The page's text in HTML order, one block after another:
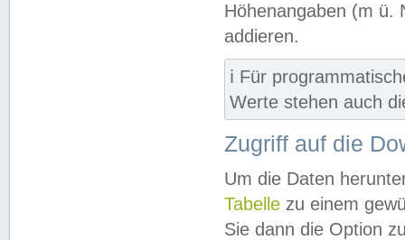
Höhenangaben (m ü.
addieren.
ℹ️ Für
Werte stehen auch
Zugriff auf die
Um die Daten
Tabelle zu einem
Sie dann die Option